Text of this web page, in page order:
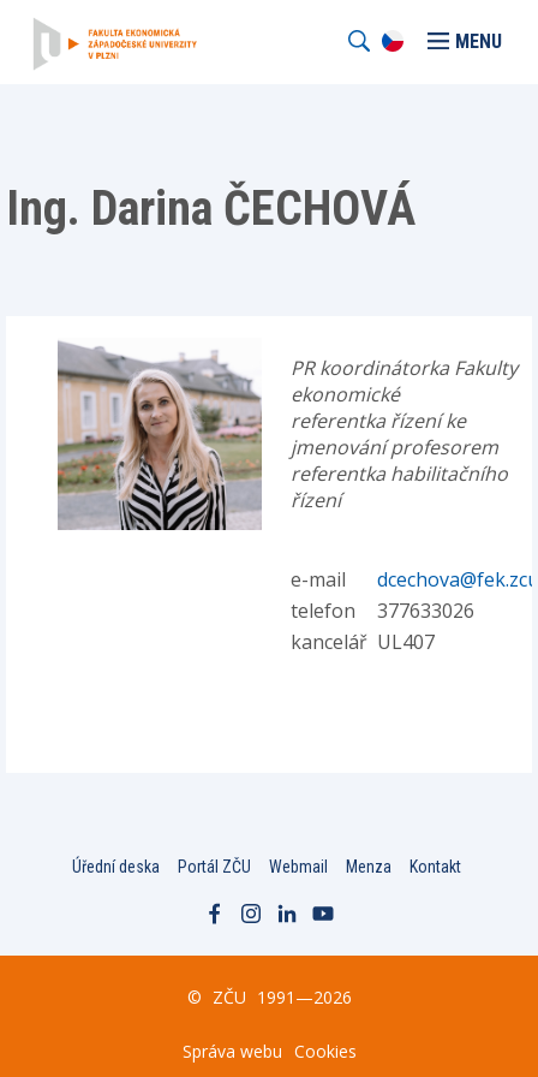
MENU
Ing. Darina ČECHOVÁ
PR koordinátorka Fakulty
ekonomické
referentka řízení ke
jmenování profesorem
referentka habilitačního
řízení
e-mail
telefon
377633026
kancelář UL407
Úřední deska Portál ZČU Webmail Menza Kontakt
© ZČU 1991—2026
Správa webu Cookies